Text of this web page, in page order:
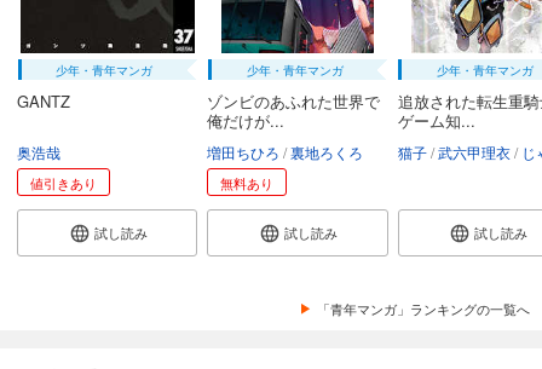
少年・青年マンガ
GANTZ
奥浩哉
値引きあり
試し読み
少年・青年マンガ
ゾンビのあふれた世界で
俺だけが...
増田ちひろ 裏地ろくろ
無料あり
試し読み
少年・青年マンガ
追放された転生重
ゲーム知...
猫子 武六甲理衣 じゃ
試し読み
「青年マンガ」ランキングの一覧へ